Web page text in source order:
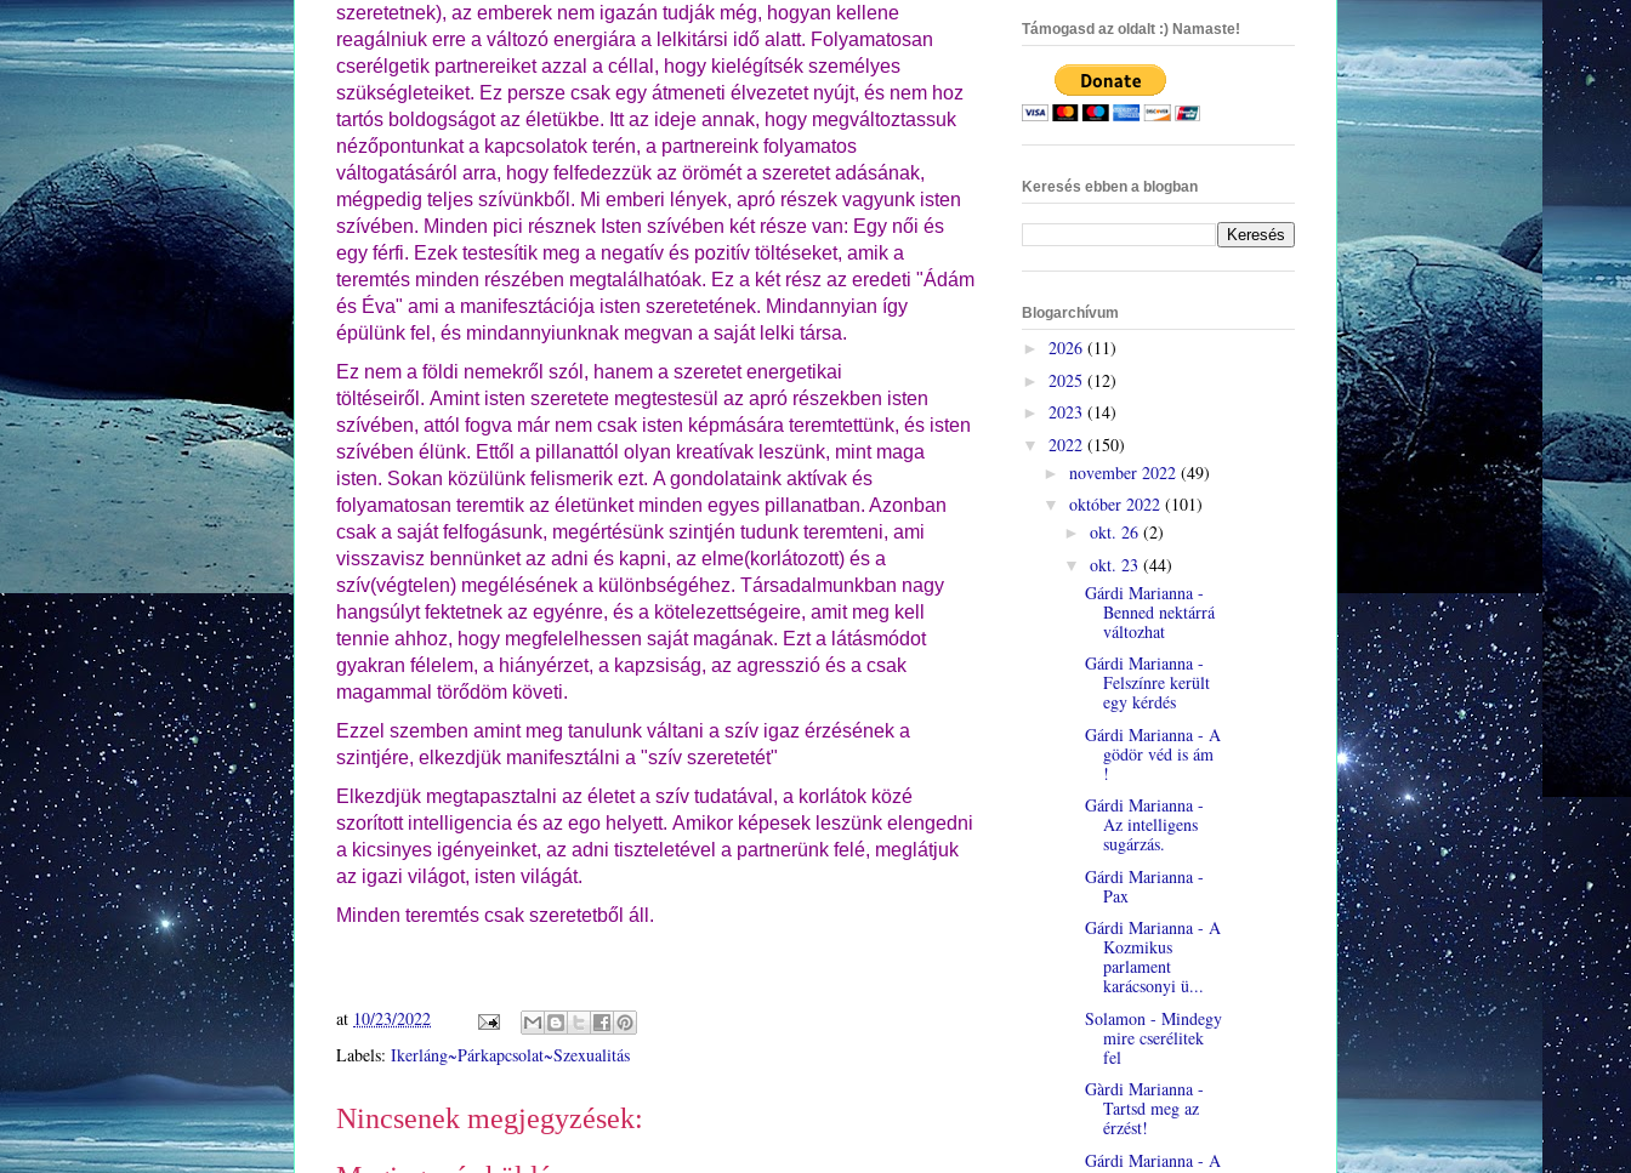
szeretetnek), az emberek nem igazán tudják még, hogyan kellene
reagálniuk erre a változó energiára a lelkitársi idő alatt. Folyamatosan
cserélgetik partnereiket azzal a céllal, hogy kielégítsék személyes
szükségleteiket. Ez persze csak egy átmeneti élvezetet nyújt, és nem hoz
tartós boldogságot az életükbe. Itt az ideje annak, hogy megváltoztassuk
nézőpontunkat a kapcsolatok terén, a partnereink folyamatos
váltogatásáról arra, hogy felfedezzük az örömét a szeretet adásának,
mégpedig teljes szívünkből. Mi emberi lények, apró részek vagyunk isten
szívében. Minden pici résznek Isten szívében két része van: Egy női és
egy férfi. Ezek testesítik meg a negatív és pozitív töltéseket, amik a
teremtés minden részében megtalálhatóak. Ez a két rész az eredeti "Ádám
és Éva" ami a manifesztációja isten szeretetének. Mindannyian így
épülünk fel, és mindannyiunknak megvan a saját lelki társa.
Ez nem a földi nemekről szól, hanem a szeretet energetikai
töltéseiről. Amint isten szeretete megtestesül az apró részekben isten
szívében, attól fogva már nem csak isten képmására teremtettünk, és isten
szívében élünk. Ettől a pillanattól olyan kreatívak leszünk, mint maga
isten. Sokan közülünk felismerik ezt. A gondolataink aktívak és
folyamatosan teremtik az életünket minden egyes pillanatban. Azonban
csak a saját felfogásunk, megértésünk szintjén tudunk teremteni, ami
visszavisz bennünket az adni és kapni, az elme(korlátozott) és a
szív(végtelen) megélésének a különbségéhez. Társadalmunkban nagy
hangsúlyt fektetnek az egyénre, és a kötelezettségeire, amit meg kell
tennie ahhoz, hogy megfelelhessen saját magának. Ezt a látásmódot
gyakran félelem, a hiányérzet, a kapzsiság, az agresszió és a csak
magammal törődöm követi.
Ezzel szemben amint meg tanulunk váltani a szív igaz érzésének a
szintjére, elkezdjük manifesztálni a "szív szeretetét"
Elkezdjük megtapasztalni az életet a szív tudatával, a korlátok közé
szorított intelligencia és az ego helyett. Amikor képesek leszünk elengedni
a kicsinyes igényeinket, az adni tiszteletével a partnerünk felé, meglátjuk
az igazi világot, isten világát.
Minden teremtés csak szeretetből áll.
at 10/23/2022
Labels: Ikerláng~Párkapcsolat~Szexualitás
Nincsenek megjegyzések:
Támogasd az oldalt :) Namaste!
Keresés ebben a blogban
Blogarchívum
► 2026 (11)
► 2025 (12)
► 2023 (14)
▼ 2022 (150)
► november 2022 (49)
▼ október 2022 (101)
► okt. 26 (2)
▼ okt. 23 (44)
Gárdi Marianna -
Benned nektárrá
változhat
Gárdi Marianna -
Felszínre került
egy kérdés
Gárdi Marianna - A
gödör véd is ám
!
Gárdi Marianna -
Az intelligens
sugárzás.
Gárdi Marianna -
Pax
Gárdi Marianna - A
Kozmikus
parlament
karácsonyi ü...
Solamon - Mindegy
mire cserélitek
fel
Gàrdi Marianna -
Tartsd meg az
érzést!
Gárdi Marianna - A